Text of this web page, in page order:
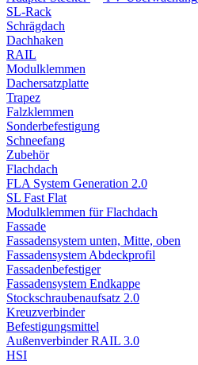
SL-Rack
Schrägdach
Dachhaken
RAIL
Modulklemmen
Dachersatzplatte
Trapez
Falzklemmen
Sonderbefestigung
Schneefang
Zubehör
Flachdach
FLA System Generation 2.0
SL Fast Flat
Modulklemmen für Flachdach
Fassade
Fassadensystem unten, Mitte, oben
Fassadensystem Abdeckprofil
Fassadenbefestiger
Fassadensystem Endkappe
Stockschrauben­aufsatz 2.0
Kreuzverbinder
Befestigungsmittel
Außenverbinder RAIL 3.0
HSI